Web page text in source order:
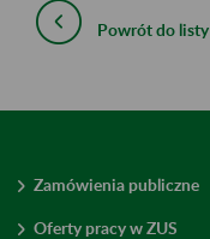
Powrót do listy
Zamówienia publiczne
Oferty pracy w ZUS